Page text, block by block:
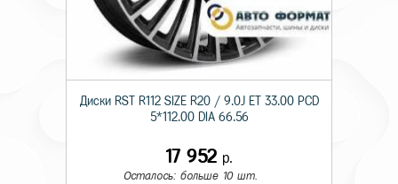
Диски RST R112 SIZE R20 / 9.0J ET 33.00 PCD
5*112.00 DIA 66.56
17 952 р.
Осталось: больше 10 шт.